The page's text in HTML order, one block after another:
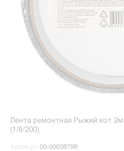
Лента ремонтная Рыжий кот 2м
(1/8/200)
Артикул 00-00038798